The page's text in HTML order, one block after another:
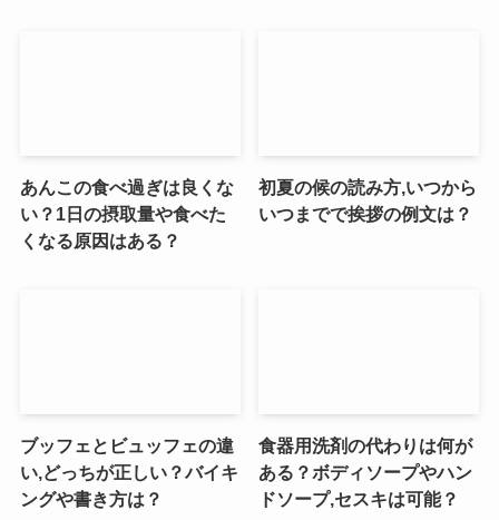
あんこの食べ過ぎは良くな
い？1日の摂取量や食べた
くなる原因はある？
初夏の候の読み方,いつから
いつまでで挨拶の例文は？
ブッフェとビュッフェの違
い,どっちが正しい？バイキ
ングや書き方は？
食器用洗剤の代わりは何が
ある？ボディソープやハン
ドソープ,セスキは可能？